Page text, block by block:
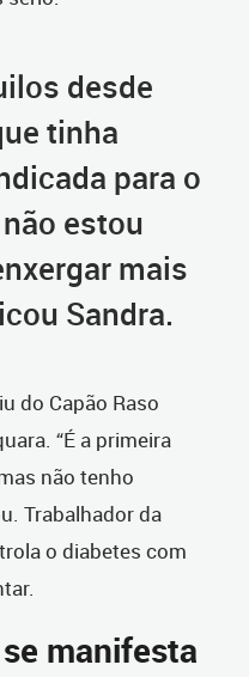
desde
tinha
para o
estou
mais
Sandra.
do Capão Raso
“É a primeira
não tenho
Trabalhador da
o diabetes com
manifesta